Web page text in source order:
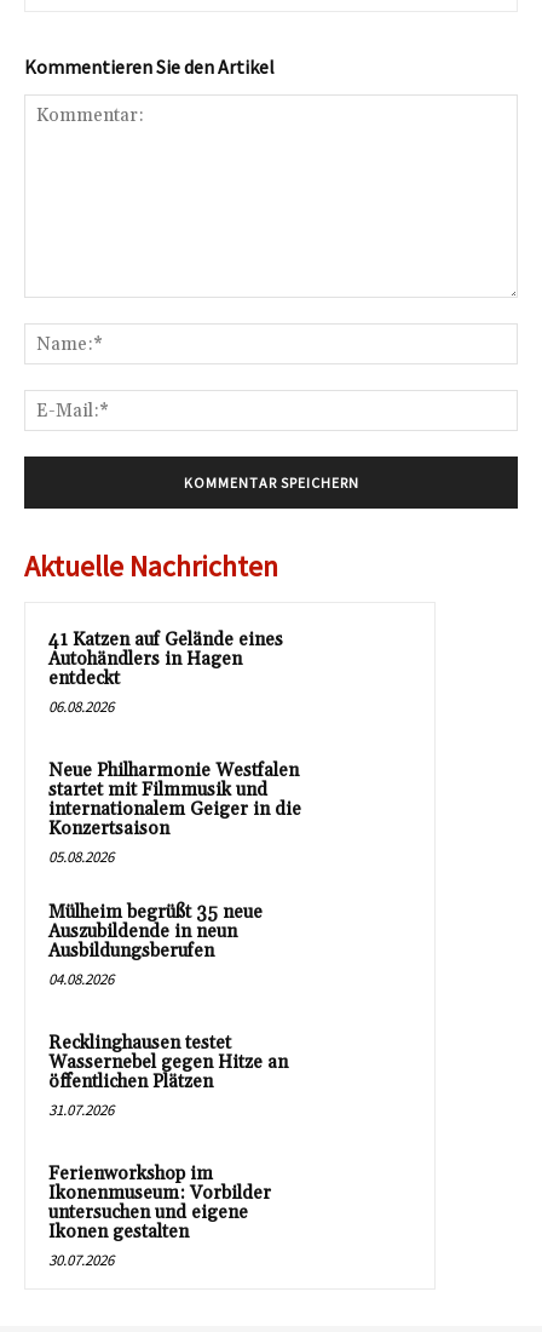
Kommentieren Sie den Artikel
Aktuelle Nachrichten
41 Katzen auf Gelände eines
Autohändlers in Hagen
entdeckt
06.08.2026
Neue Philharmonie Westfalen
startet mit Filmmusik und
internationalem Geiger in die
Konzertsaison
05.08.2026
Mülheim begrüßt 35 neue
Auszubildende in neun
Ausbildungsberufen
04.08.2026
Recklinghausen testet
Wassernebel gegen Hitze an
öffentlichen Plätzen
31.07.2026
Ferienworkshop im
Ikonenmuseum: Vorbilder
untersuchen und eigene
Ikonen gestalten
30.07.2026